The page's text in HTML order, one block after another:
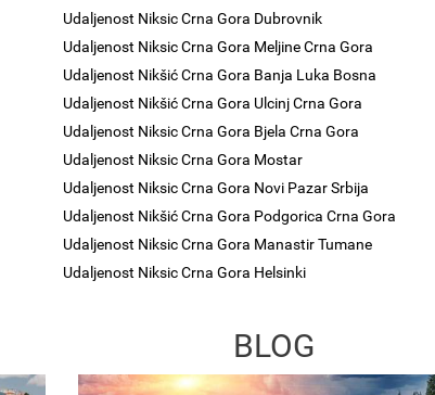
Udaljenost Niksic Crna Gora Dubrovnik
Udaljenost Niksic Crna Gora Meljine Crna Gora
Udaljenost Nikšić Crna Gora Banja Luka Bosna
Udaljenost Nikšić Crna Gora Ulcinj Crna Gora
Udaljenost Niksic Crna Gora Bjela Crna Gora
Udaljenost Niksic Crna Gora Mostar
Udaljenost Niksic Crna Gora Novi Pazar Srbija
Udaljenost Nikšić Crna Gora Podgorica Crna Gora
Udaljenost Niksic Crna Gora Manastir Tumane
Udaljenost Niksic Crna Gora Helsinki
BLOG